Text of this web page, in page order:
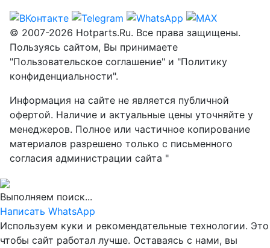
© 2007-2026 Hotparts.Ru. Все права защищены.
Пользуясь сайтом, Вы принимаете
"Пользовательское соглашение" и "Политику
конфиденциальности".
Информация на сайте не является публичной
офертой. Наличие и актуальные цены уточняйте у
менеджеров. Полное или частичное копирование
материалов разрешено только с письменного
согласия администрации сайта "
Выполняем поиск...
Написать WhatsApp
Используем куки и рекомендательные технологии. Это
чтобы сайт работал лучше. Оставаясь с нами, вы